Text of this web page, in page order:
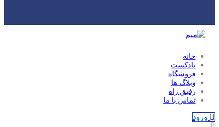
خانه
پادکست
فروشگاه
وبلاگ ها
رفیق راه
تماس با ما
ورود